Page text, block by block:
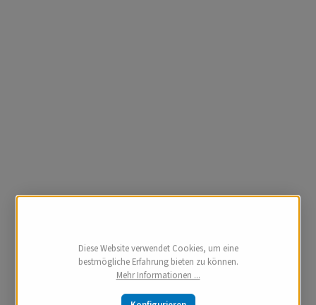
Diese Website verwendet Cookies, um eine
bestmögliche Erfahrung bieten zu können.
Mehr Informationen ...